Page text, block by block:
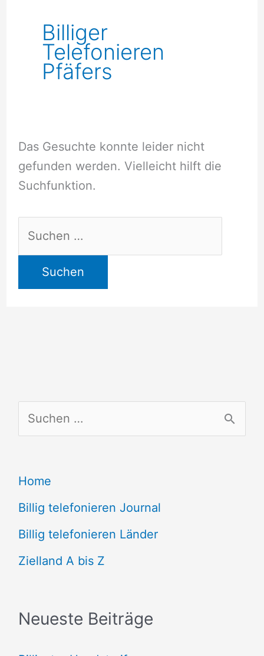
Billiger
Telefonieren
Pfäfers
Das Gesuchte konnte leider nicht
gefunden werden. Vielleicht hilft die
Suchfunktion.
nach:
u
h
e
n
n
h
Home
Billig telefonieren Journal
Billig telefonieren Länder
Zielland A bis Z
Neueste Beiträge